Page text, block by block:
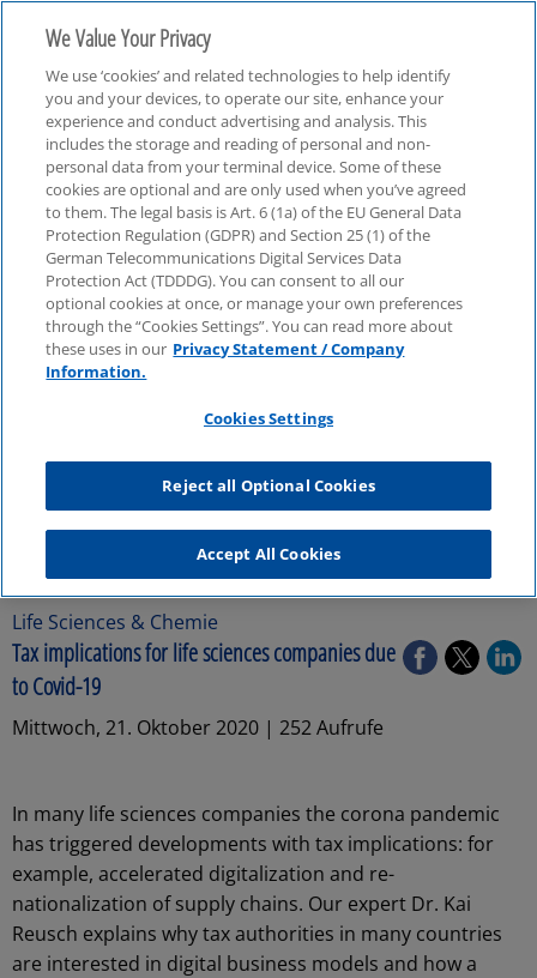
Life Sciences & Chemie
Life Sciences & Chemie
Tax implications for life sciences companies due
to Covid-19
Mittwoch, 21. Oktober 2020 | 252 Aufrufe
In many life sciences companies the corona pandemic
has triggered developments with tax implications: for
example, accelerated digitalization and re-
nationalization of supply chains. Our expert Dr. Kai
Reusch explains why tax authorities in many countries
are interested in digital business models and how a
We Value Your Privacy
We use ‘cookies’ and related technologies to help identify
you and your devices, to operate our site, enhance your
experience and conduct advertising and analysis. This
includes the storage and reading of personal and non-
personal data from your terminal device. Some of these
cookies are optional and are only used when you’ve agreed
to them. The legal basis is Art. 6 (1a) of the EU General Data
Protection Regulation (GDPR) and Section 25 (1) of the
German Telecommunications Digital Services Data
Protection Act (TDDDG). You can consent to all our
optional cookies at once, or manage your own preferences
through the “Cookies Settings”. You can read more about
these uses in our Privacy Statement / Company
Information.
Cookies Settings
Reject all Optional Cookies
Accept All Cookies